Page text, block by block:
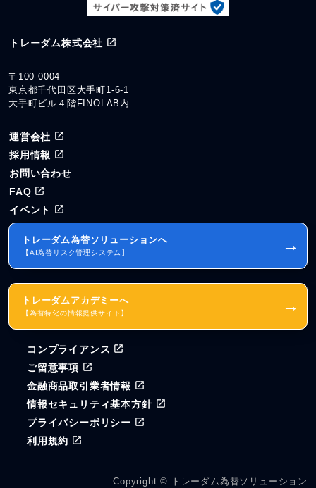
トレーダム株式会社
〒100-0004
東京都千代田区大手町1-6-1
大手町ビル４階FINOLAB内
運営会社
採用情報
お問い合わせ
FAQ
イベント
トレーダム為替ソリューションへ
【AI為替リスク管理システム】 →
トレーダムアカデミーへ
【為替特化の情報提供サイト】 →
コンプライアンス
ご留意事項
金融商品取引業者情報
情報セキュリティ基本方針
プライバシーポリシー
利用規約
Copyright © トレーダム為替ソリューション